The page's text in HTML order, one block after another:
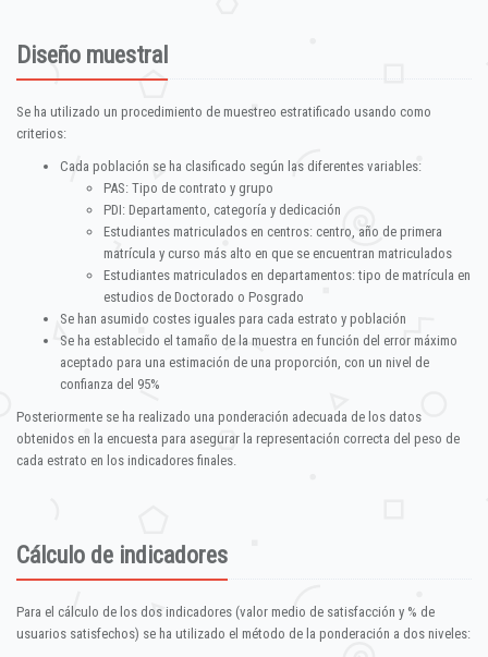
Diseño muestral
Se ha utilizado un procedimiento de muestreo estratificado usando como
criterios:
Cada población se ha clasificado según las diferentes variables:
PAS: Tipo de contrato y grupo
PDI: Departamento, categoría y dedicación
Estudiantes matriculados en centros: centro, año de primera
matrícula y curso más alto en que se encuentran matriculados
Estudiantes matriculados en departamentos: tipo de matrícula en
estudios de Doctorado o Posgrado
Se han asumido costes iguales para cada estrato y población
Se ha establecido el tamaño de la muestra en función del error máximo
aceptado para una estimación de una proporción, con un nivel de
confianza del 95%
Posteriormente se ha realizado una ponderación adecuada de los datos
obtenidos en la encuesta para asegurar la representación correcta del peso de
cada estrato en los indicadores finales.
Cálculo de indicadores
Para el cálculo de los dos indicadores (valor medio de satisfacción y % de
usuarios satisfechos) se ha utilizado el método de la ponderación a dos niveles: